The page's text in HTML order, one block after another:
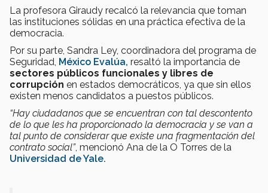
La profesora Giraudy recalcó la relevancia que toman
las instituciones sólidas en una práctica efectiva de la
democracia.
Por su parte, Sandra Ley, coordinadora del programa de
Seguridad, México Evalúa, resaltó la importancia de
sectores públicos funcionales y libres de
corrupción en estados democráticos, ya que sin ellos
existen menos candidatos a puestos públicos.
“Hay ciudadanos que se encuentran con tal descontento
de lo que les ha proporcionado la democracia y se van a
tal punto de considerar que existe una fragmentación del
contrato social”, mencionó Ana de la O Torres de la
Universidad de Yale.